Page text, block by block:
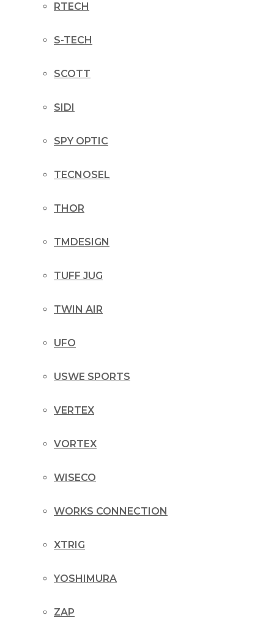
RTECH
S-TECH
SCOTT
SIDI
SPY OPTIC
TECNOSEL
THOR
TMDESIGN
TUFF JUG
TWIN AIR
UFO
USWE SPORTS
VERTEX
VORTEX
WISECO
WORKS CONNECTION
XTRIG
YOSHIMURA
ZAP